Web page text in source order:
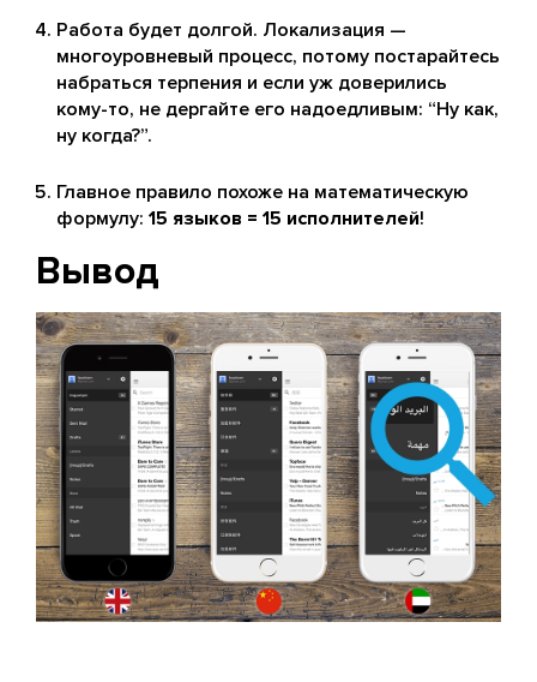
Работа будет долгой. Локализация —
многоуровневый процесс, потому постарайтесь
набраться терпения и если уж доверились
кому-то, не дергайте его надоедливым: “Ну как,
ну когда?”.
Главное правило похоже на математическую
формулу: 15 языков = 15 исполнителей!
Вывод